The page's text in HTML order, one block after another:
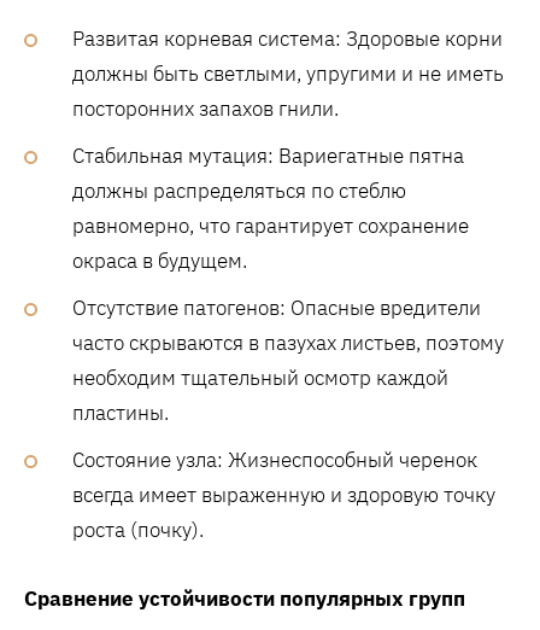
Развитая корневая система: Здоровые корни
должны быть светлыми, упругими и не иметь
посторонних запахов гнили.
Стабильная мутация: Вариегатные пятна
должны распределяться по стеблю
равномерно, что гарантирует сохранение
окраса в будущем.
Отсутствие патогенов: Опасные вредители
часто скрываются в пазухах листьев, поэтому
необходим тщательный осмотр каждой
пластины.
Состояние узла: Жизнеспособный черенок
всегда имеет выраженную и здоровую точку
роста (почку).
Сравнение устойчивости популярных групп